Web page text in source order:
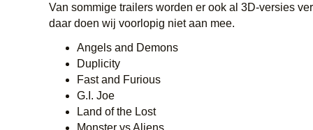
Van sommige trailers worden er ook al 3D-versies
daar doen wij voorlopig niet aan mee.
Angels and Demons
Duplicity
Fast and Furious
G.I. Joe
Land of the Lost